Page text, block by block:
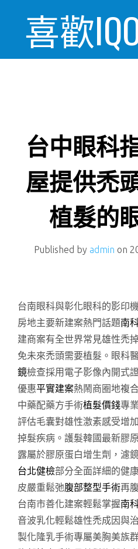
喜歡
台中眼科
屋提供禿
植髮的
Published by admin on
台南眼科與彰化眼科的影印
房地主要新建案熱門話題南
建商案有全世界常見雄性禿
免未來禿頭需要植髮。眼科
鏡檢查採用電子影像內開式
優惠平實建案熱鬧商圈地複
中藥配藥方手術植髮價錢專
評估毛囊對雄性激素感受增加
掉髮疾病。護髮韓國最新膠
露屬於膠原蛋白增生劑，濾
台北健檢部分全面詳細的健
皮嚴重鬆弛腹部整型手術再
台南市善化建案輕鬆掌握南
音波乳化輕鬆雄性禿成因與
製化隆乳手術專屬美胸美族